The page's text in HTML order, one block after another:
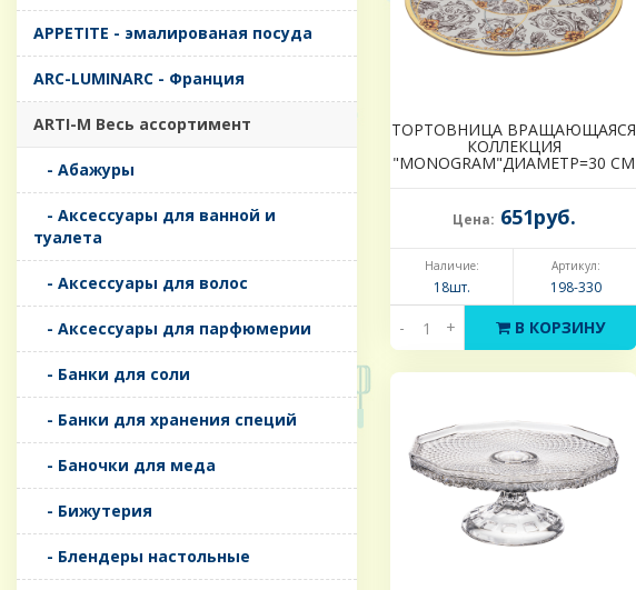
APPETITE - эмалированая посуда
ARC-LUMINARC - Франция
ARTI-M Весь ассортимент
- Абажуры
- Аксессуары для ванной и
туалета
- Аксессуары для волос
- Аксессуары для парфюмерии
- Банки для соли
- Банки для хранения специй
- Баночки для меда
- Бижутерия
- Блендеры настольные
ТОРТОВНИЦА ВРАЩАЮЩАЯСЯ
КОЛЛЕКЦИЯ
"MONOGRAM"ДИАМЕТР=30 СМ
Цена: 651руб.
Наличие:
18шт.
Артикул:
198-330
- + В КОРЗИНУ